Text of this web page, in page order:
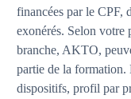
financées par le CPF,
exonérés. Selon
branche, AKTO,
partie de la formation.
dispositifs, profil par